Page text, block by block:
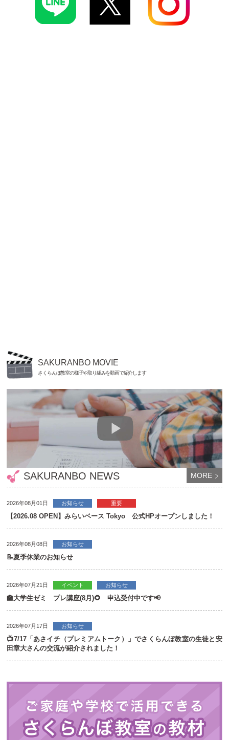
SAKURANBO NEWS MORE
2026年08月01日 お知らせ 重要
【2026.08 OPEN】みらいベース Tokyo 公式HPオープンしました！
2026年08月08日 お知らせ
📝夏季休業のお知らせ
2026年07月21日 イベント お知らせ
🏫大学生ゼミ プレ講座(8月)🌻 申込受付中です📢
2026年07月17日 お知らせ
📺7/17「あさイチ（プレミアムトーク）」でさくらんぼ教室の生徒と安
田章大さんの交流が紹介されました！
SAKURANBO MOVIE
さくらんぼ教室の様子や取り組みを動画で紹介します